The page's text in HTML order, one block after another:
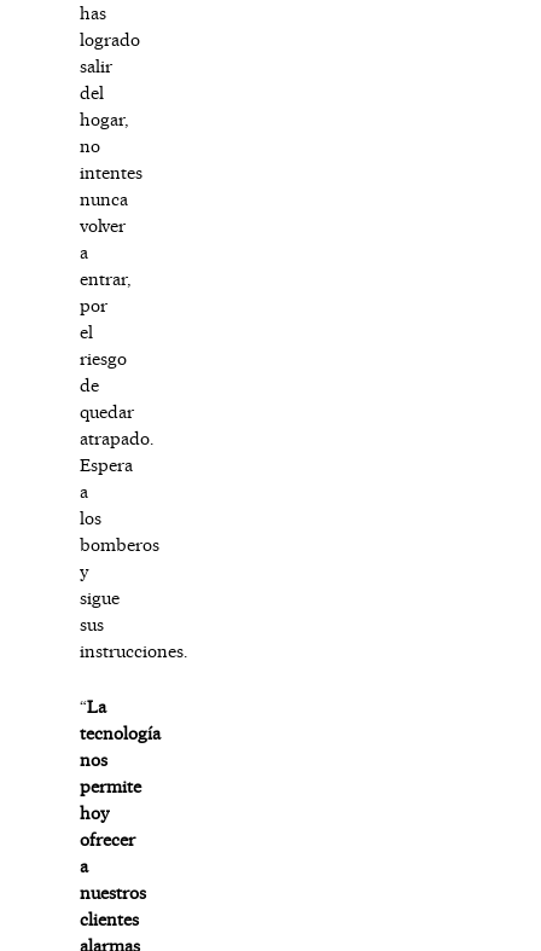
has
logrado
salir
del
hogar,
no
intentes
nunca
volver
a
entrar,
por
el
riesgo
de
quedar
atrapado.
Espera
a
los
bomberos
y
sigue
sus
instrucciones.
“La
tecnología
nos
permite
hoy
ofrecer
a
nuestros
clientes
alarmas